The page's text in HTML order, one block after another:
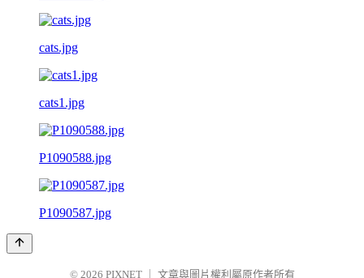
cats.jpg
cats1.jpg
P1090588.jpg
P1090587.jpg
© 2026 PIXNET 文章與圖片權利屬原作者所有